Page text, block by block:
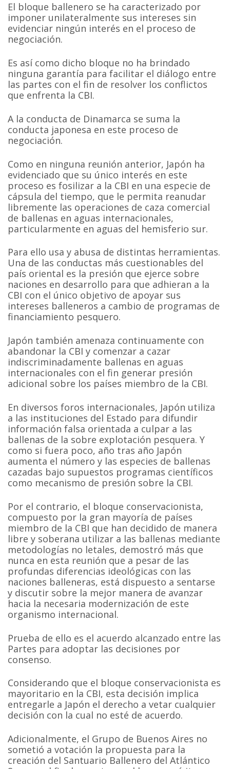
El bloque ballenero se ha caracterizado por
imponer unilateralmente sus intereses sin
evidenciar ningún interés en el proceso de
negociación.
Es así como dicho bloque no ha brindado
ninguna garantía para facilitar el diálogo entre
las partes con el fin de resolver los conflictos
que enfrenta la CBI.
A la conducta de Dinamarca se suma la
conducta japonesa en este proceso de
negociación.
Como en ninguna reunión anterior, Japón ha
evidenciado que su único interés en este
proceso es fosilizar a la CBI en una especie de
cápsula del tiempo, que le permita reanudar
libremente las operaciones de caza comercial
de ballenas en aguas internacionales,
particularmente en aguas del hemisferio sur.
Para ello usa y abusa de distintas herramientas.
Una de las conductas más cuestionables del
país oriental es la presión que ejerce sobre
naciones en desarrollo para que adhieran a la
CBI con el único objetivo de apoyar sus
intereses balleneros a cambio de programas de
financiamiento pesquero.
Japón también amenaza continuamente con
abandonar la CBI y comenzar a cazar
indiscriminadamente ballenas en aguas
internacionales con el fin generar presión
adicional sobre los países miembro de la CBI.
En diversos foros internacionales, Japón utiliza
a las instituciones del Estado para difundir
información falsa orientada a culpar a las
ballenas de la sobre explotación pesquera. Y
como si fuera poco, año tras año Japón
aumenta el número y las especies de ballenas
cazadas bajo supuestos programas científicos
como mecanismo de presión sobre la CBI.
Por el contrario, el bloque conservacionista,
compuesto por la gran mayoría de países
miembro de la CBI que han decidido de manera
libre y soberana utilizar a las ballenas mediante
metodologías no letales, demostró más que
nunca en esta reunión que a pesar de las
profundas diferencias ideológicas con las
naciones balleneras, está dispuesto a sentarse
y discutir sobre la mejor manera de avanzar
hacia la necesaria modernización de este
organismo internacional.
Prueba de ello es el acuerdo alcanzado entre las
Partes para adoptar las decisiones por
consenso.
Considerando que el bloque conservacionista es
mayoritario en la CBI, esta decisión implica
entregarle a Japón el derecho a vetar cualquier
decisión con la cual no esté de acuerdo.
Adicionalmente, el Grupo de Buenos Aires no
sometió a votación la propuesta para la
creación del Santuario Ballenero del Atlántico